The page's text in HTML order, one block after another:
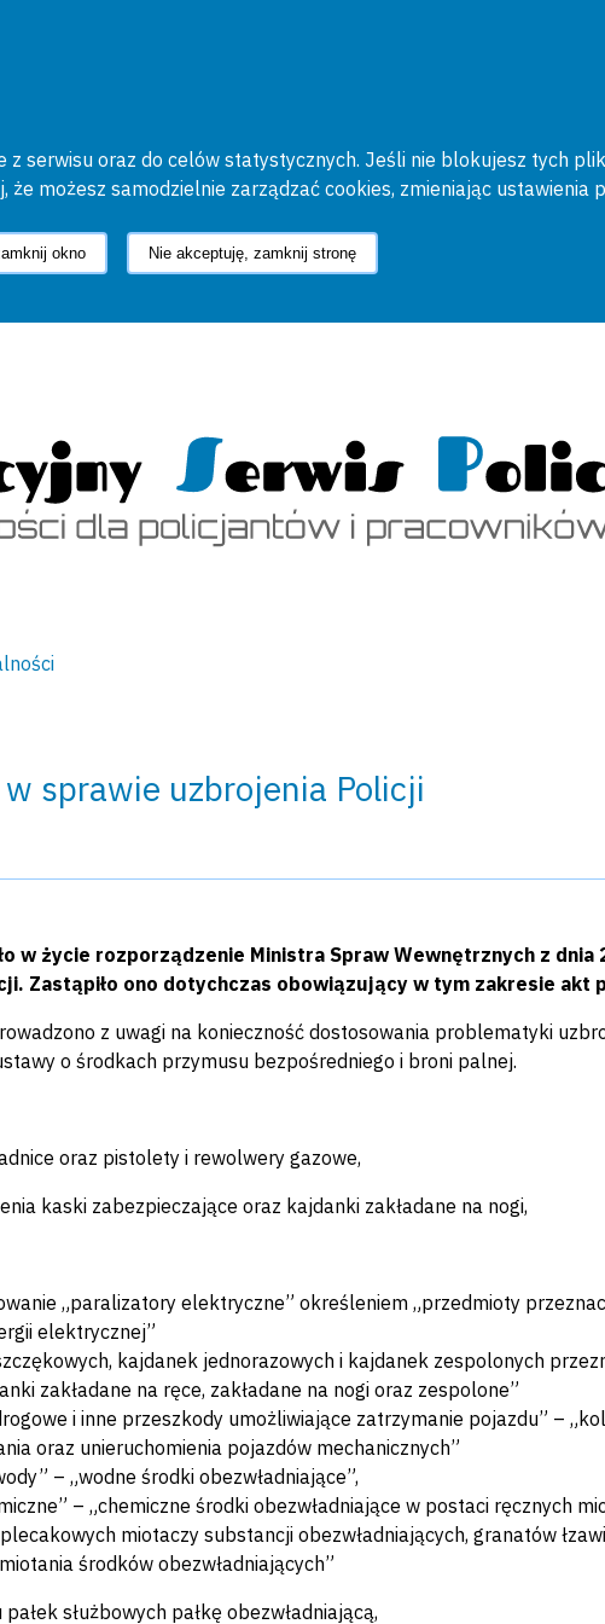
serwisu oraz do celów statystycznych. Jeśli nie blokujesz tych
że możesz samodzielnie zarządzać cookies, zmieniając ustawienia
okno Nie akceptuję, zamknij stronę
sprawie uzbrojenia Policji
w życie rozporządzenie Ministra Spraw Wewnętrznych z dnia
Zastąpiło ono dotychczas obowiązujący w tym zakresie akt
z uwagi na konieczność dostosowania problematyki
o środkach przymusu bezpośredniego i broni palnej.
oraz pistolety i rewolwery gazowe,
kaski zabezpieczające oraz kajdanki zakładane na nogi,
„paralizatory elektryczne” określeniem „przedmioty
elektrycznej”
kajdanek jednorazowych i kajdanek zespolonych
zakładane na ręce, zakładane na nogi oraz zespolone”
i inne przeszkody umożliwiające zatrzymanie pojazdu” –
oraz unieruchomienia pojazdów mechanicznych”
– „wodne środki obezwładniające”,
– „chemiczne środki obezwładniające w postaci ręcznych
miotaczy substancji obezwładniających, granatów
środków obezwładniających”
służbowych pałkę obezwładniającą,